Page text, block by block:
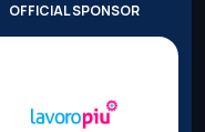
OFFICIAL SPONSOR